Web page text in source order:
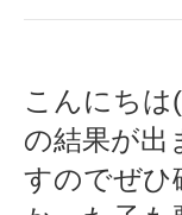
こんにちは
の結果が出
すのでぜひ